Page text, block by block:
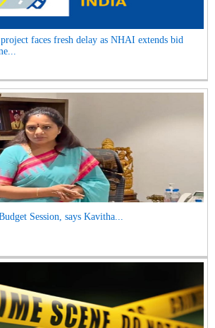
faces fresh delay as NHAI extends bid
Session, says Kavitha...